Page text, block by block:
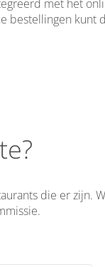
met het
bestellingen kunt
die er zijn.